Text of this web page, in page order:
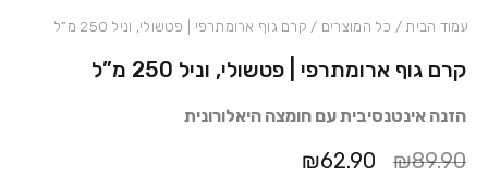
קרם גוף ארומתרפי | פטשולי, וניל 250 מ”ל
הזנה אינטנסיבית עם חומצה היאלורונית
₪89.90
₪62.90
כמות קרם גוף ארומתרפי | פטשולי, וניל 250 מ"ל
עמוד הבית / כל המוצרים / קרם גוף ארומתרפי | פטשולי, וניל 250 מ”ל